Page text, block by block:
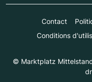
Contact
Conditions
© Marktplatz